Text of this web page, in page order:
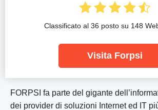
FORPSI fa parte del gigante
dei provider di soluzioni Internet ed IT
Classificato al 36 posto su 148
Visita Forpsi